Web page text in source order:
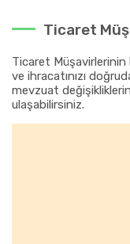
Ticaret
Ticaret Müşavirlerinin
ve ihracatınızı
mevzuat
ulaşabilirsiniz.